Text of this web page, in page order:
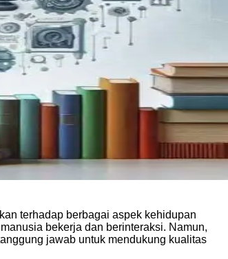
terhadap berbagai aspek kehidupan
bekerja dan berinteraksi. Namun,
jawab untuk mendukung kualitas